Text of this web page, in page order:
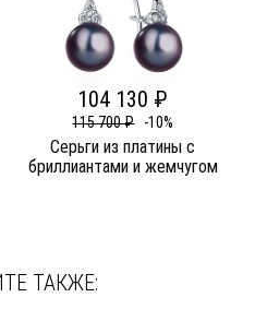
104 130 ₽
115 700 ₽ -10%
Серьги из платины c
бриллиантами и жемчугом
ТАКЖЕ: